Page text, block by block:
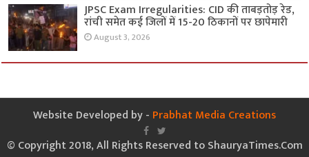
JPSC Exam Irregularities: CID की ताबड़तोड़ रेड,
रांची समेत कई जिलों में 15-20 ठिकानों पर छापेमारी
August 3, 2026
Website Developed by - Prabhat Media Creations
© Copyright 2018, All Rights Reserved to ShauryaTimes.Com